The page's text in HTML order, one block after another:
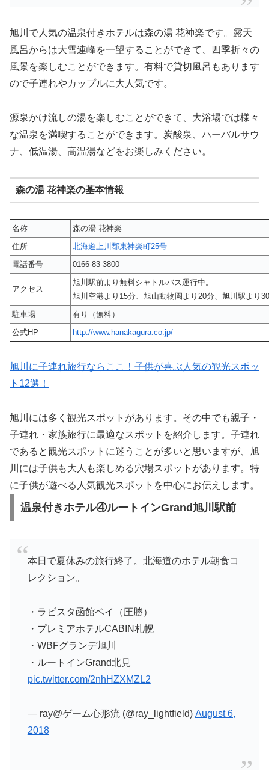
旭川で人気の温泉付きホテルは森の湯 花神楽です。露天
風呂からは大雪連峰を一望することができて、四季折々の
風景を楽しむことができます。有料で貸切風呂もあります
ので子連れやカップルに大人気です。
源泉かけ流しの湯を楽しむことができて、大浴場では様々
な温泉を満喫することができます。炭酸泉、ハーバルサウ
ナ、低温湯、高温湯などをお楽しみください。
森の湯 花神楽の基本情報
名称
森の湯 花神楽
住所
北海道上川郡東神楽町25号
電話番号
0166-83-3800
アクセス
旭川駅前より無料シャトルバス運行中。
旭川空港より15分、旭山動物園より20分、旭川駅より
駐車場
有り（無料）
公式HP
http://www.hanakagura.co.jp/
旭川に子連れ旅行ならここ！子供が喜ぶ人気の観光スポッ
ト12選！
旭川には多く観光スポットがあります。その中でも親子・
子連れ・家族旅行に最適なスポットを紹介します。子連れ
であると観光スポットに迷うことが多いと思いますが、旭
川には子供も大人も楽しめる穴場スポットがあります。特
に子供が遊べる人気観光スポットを中心にお伝えします。
温泉付きホテル④ルートインGrand旭川駅前
本日で夏休みの旅行終了。北海道のホテル朝食コ
レクション。
・ラビスタ函館ベイ（圧勝）
・プレミアホテルCABIN札幌
・WBFグランデ旭川
・ルートインGrand北見
pic.twitter.com/2nhHZXMZL2
— ray@ゲーム心形流 (@ray_lightfield) August 6,
2018